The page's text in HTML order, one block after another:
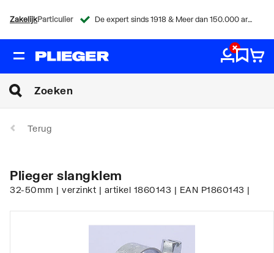
ZakelijkParticulier De expert sinds 1918 & Meer dan 150.000 artikelen
Terug
Plieger slangklem
32-50mm | verzinkt | artikel 1860143 | EAN P1860143 |